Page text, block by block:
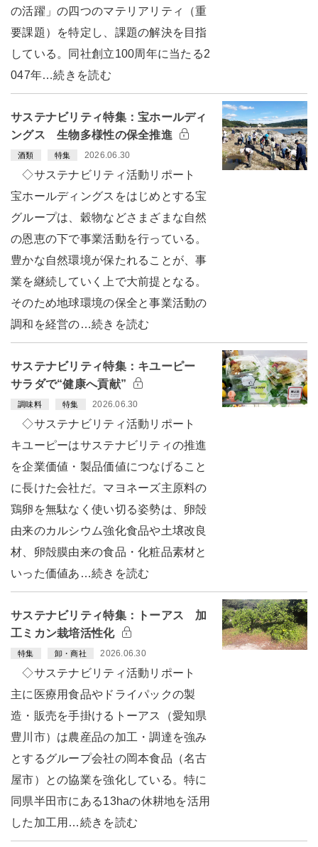
の活躍」の四つのマテリアリティ（重
要課題）を特定し、課題の解決を目指
している。同社創立100周年に当たる2
047年…続きを読む
サステナビリティ特集：宝ホールディ
ングス 生物多様性の保全推進
酒類 特集 2026.06.30
◇サステナビリティ活動リポート
宝ホールディングスをはじめとする宝
グループは、穀物などさまざまな自然
の恩恵の下で事業活動を行っている。
豊かな自然環境が保たれることが、事
業を継続していく上で大前提となる。
そのため地球環境の保全と事業活動の
調和を経営の…続きを読む
サステナビリティ特集：キユーピー
サラダで“健康へ貢献”
調味料 特集 2026.06.30
◇サステナビリティ活動リポート
キユーピーはサステナビリティの推進
を企業価値・製品価値につなげること
に長けた会社だ。マヨネーズ主原料の
鶏卵を無駄なく使い切る姿勢は、卵殻
由来のカルシウム強化食品や土壌改良
材、卵殻膜由来の食品・化粧品素材と
いった価値あ…続きを読む
サステナビリティ特集：トーアス 加
工ミカン栽培活性化
特集 卸・商社 2026.06.30
◇サステナビリティ活動リポート
主に医療用食品やドライパックの製
造・販売を手掛けるトーアス（愛知県
豊川市）は農産品の加工・調達を強み
とするグループ会社の岡本食品（名古
屋市）との協業を強化している。特に
同県半田市にある13haの休耕地を活用
した加工用…続きを読む